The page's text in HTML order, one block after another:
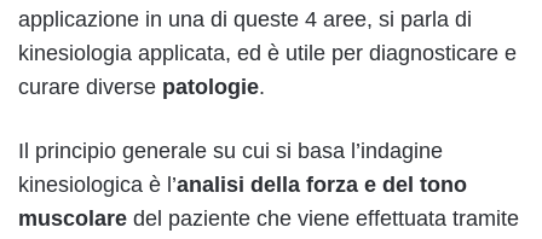
applicazione in una di queste 4 aree, si parla di
kinesiologia applicata, ed è utile per diagnosticare e
curare diverse patologie.
Il principio generale su cui si basa l’indagine
kinesiologica è l’analisi della forza e del tono
muscolare del paziente che viene effettuata tramite